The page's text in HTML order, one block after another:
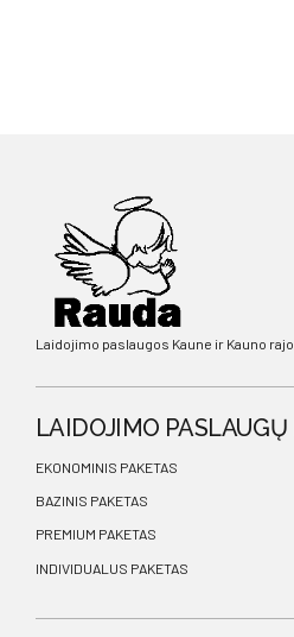
Laidojimo paslaugos Kaune ir Kauno
LAIDOJIMO PASLAUGŲ
EKONOMINIS PAKETAS
BAZINIS PAKETAS
PREMIUM PAKETAS
INDIVIDUALUS PAKETAS